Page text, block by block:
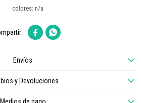
colores: n/a
 
Envíos
y Devoluciones